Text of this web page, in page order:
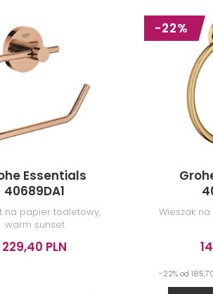
Essentials
40689DA1
na papier toaletowy,
warm sunset
229,40 PLN
-22%
Wieszak
-22% od